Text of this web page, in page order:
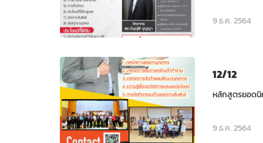
9 ธ.ค. 2564
12/12
หลักสูตรยอด
9 ธ.ค. 2564